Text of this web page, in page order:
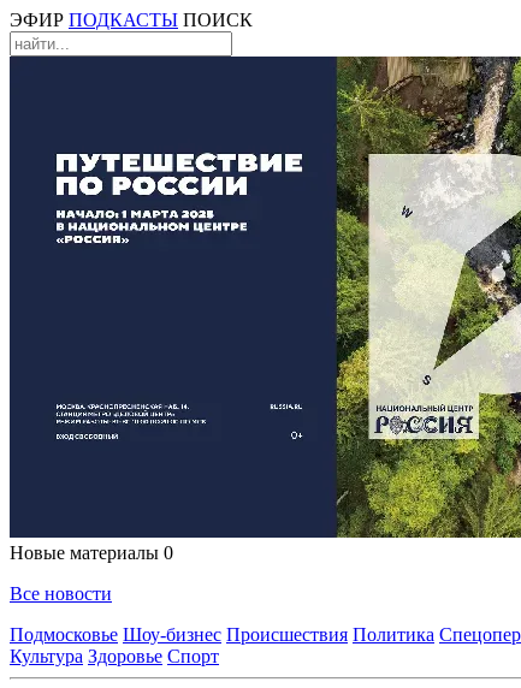
ЭФИР ПОДКАСТЫ ПОИСК
Новые материалы 0
Все новости
Подмосковье Шоу-бизнес Происшествия Политика
Культура Здоровье Спорт